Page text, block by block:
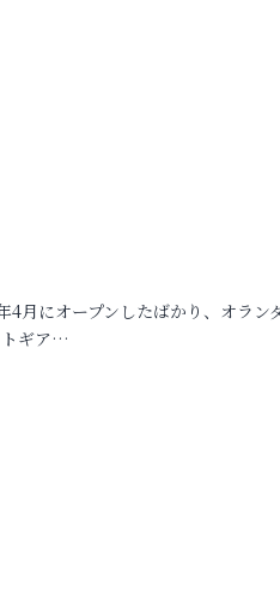
月にオープンしたばかり、オラン
トギア…